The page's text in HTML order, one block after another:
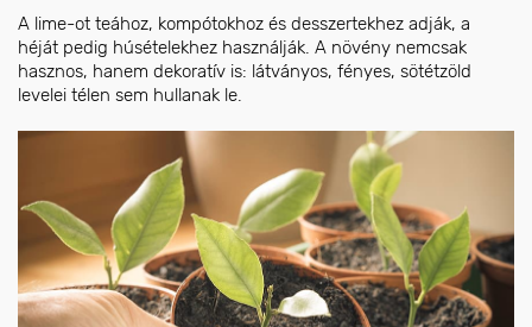
A lime-ot teához, kompótokhoz és desszertekhez adják, a
héját pedig húsételekhez használják. A növény nemcsak
hasznos, hanem dekoratív is: látványos, fényes, sötétzöld
levelei télen sem hullanak le.